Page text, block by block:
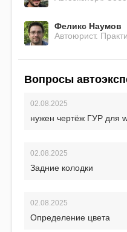
Феликс Наумов
Автоюрист.
Вопросы
02.08.2025
нужен чертёж ГУР для
02.08.2025
Задние колодки
02.08.2025
Определение цвета